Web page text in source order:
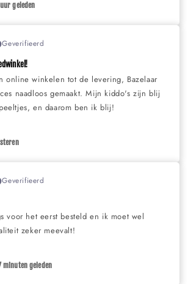
geleden
Geverifieerd
online winkelen tot de levering, Bazelaar
naadloos gemaakt. Mijn kiddo's zijn blij
en daarom ben ik blij!
Geverifieerd
voor het eerst besteld en ik moet wel
zeker meevalt!
minuten geleden